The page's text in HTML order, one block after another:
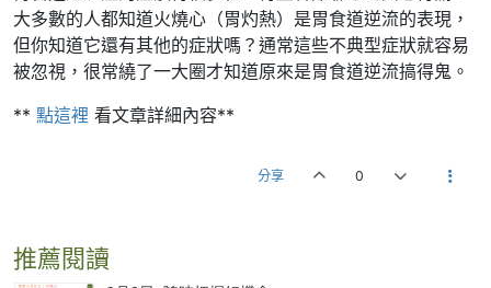
大多數的人都知道火燒心（胃灼熱）是胃食道逆流的表現，
但你知道它還有其他的症狀嗎？通常這些不典型症狀就容易
被忽視，很常繞了一大圈才知道原來是胃食道逆流搞得鬼。
** 點這裡 看文章詳細內容**
分享 0
推薦閱讀